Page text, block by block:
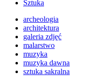
Sztuka
archeologia
architektura
galeria zdjęć
malarstwo
muzyka
muzyka dawna
sztuka sakralna